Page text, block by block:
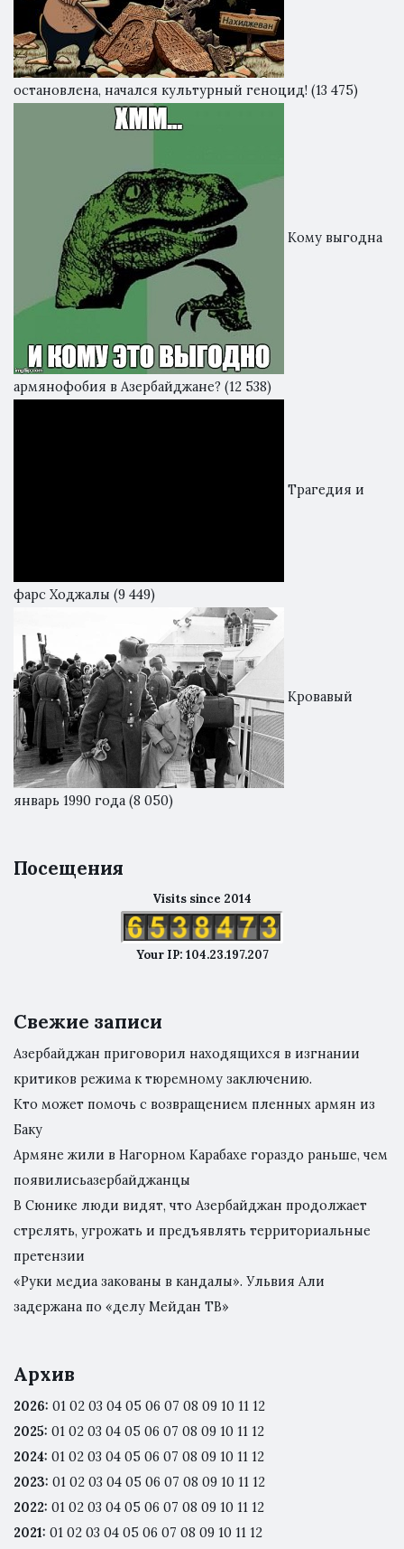
остановлена, начался культурный геноцид! (13 475)
Кому выгодна
армянофобия в Азербайджане? (12 538)
Трагедия и
фарс Ходжалы (9 449)
Кровавый
январь 1990 года (8 050)
Посещения
Visits since 2014
Your IP: 104.23.197.207
Свежие записи
Азербайджан приговорил находящихся в изгнании
критиков режима к тюремному заключению.
Кто может помочь с возвращением пленных армян из
Баку
Армяне жили в Нагорном Карабахе гораздо раньше, чем
появилисьазербайджанцы
В Сюнике люди видят, что Азербайджан продолжает
стрелять, угрожать и предъявлять территориальные
претензии
«Руки медиа закованы в кандалы». Ульвия Али
задержана по «делу Мейдан ТВ»
Архив
2026: 01 02 03 04 05 06 07 08 09 10 11 12
2025: 01 02 03 04 05 06 07 08 09 10 11 12
2024: 01 02 03 04 05 06 07 08 09 10 11 12
2023: 01 02 03 04 05 06 07 08 09 10 11 12
2022: 01 02 03 04 05 06 07 08 09 10 11 12
2021: 01 02 03 04 05 06 07 08 09 10 11 12